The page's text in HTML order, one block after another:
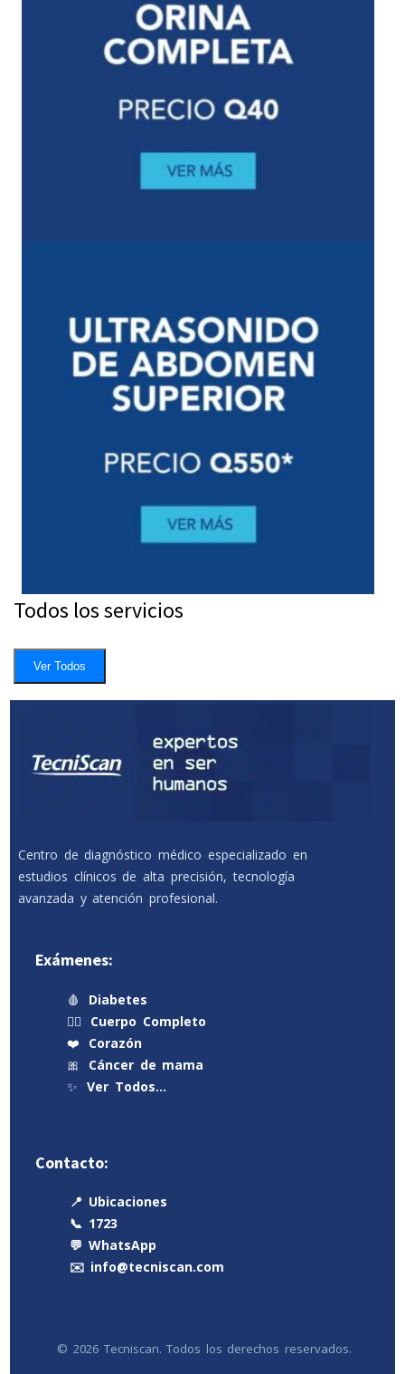
Todos los servicios
Ver Todos
Centro de diagnóstico médico especializado en
estudios clínicos de alta precisión, tecnología
avanzada y atención profesional.
Exámenes:
🩸
Diabetes
🧍‍♂️
Cuerpo Completo
❤️
Corazón
🎀
Cáncer de mama
✨ Ver Todos…
Contacto:
📍 Ubicaciones
📞 1723
💬 WhatsApp
✉️ info@tecniscan.com
© 2026 Tecniscan. Todos los derechos reservados.